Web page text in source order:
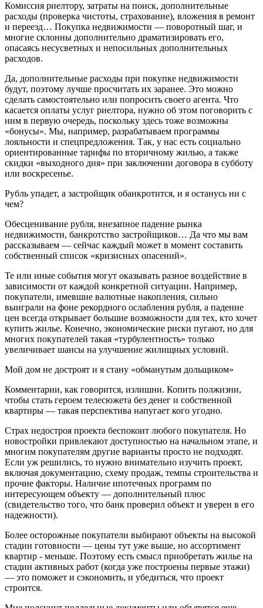
Комиссия риелтору, затраты на поиск, дополнительные
расходы (проверка чистоты, страхование), вложения в ремонт
и переезд… Покупка недвижимости — поворотный шаг, и
многие склонны дополнительно драматизировать его,
опасаясь несусветных и непосильных дополнительных
расходов.
Да, дополнительные расходы при покупке недвижимости
будут, поэтому лучше просчитать их заранее. Это можно
сделать самостоятельно или попросить своего агента. Что
касается оплаты услуг риелтора, нужно об этом поговорить с
ним в первую очередь, поскольку здесь тоже возможны
«бонусы». Мы, например, разрабатываем программы
лояльности и спецпредложения. Так, у нас есть социально
ориентированные тарифы по вторичному жилью, а также
скидки «выходного дня» при заключении договора в субботу
или воскресенье.
Рубль упадет, а застройщик обанкротится, и я останусь ни с
чем?
Обесценивание рубля, внезапное падение рынка
недвижимости, банкротство застройщиков… Да что мы вам
рассказываем — сейчас каждый может в момент составить
собственный список «кризисных опасений».
Те или иные события могут оказывать разное воздействие в
зависимости от каждой конкретной ситуации. Например,
покупатели, имевшие валютные накопления, сильно
выиграли на фоне рекордного ослабления рубля, а падение
цен всегда открывает большие возможности для тех, кто хочет
купить жилье. Конечно, экономические риски пугают, но для
многих покупателей такая «турбулентность» только
увеличивает шансы на улучшение жилищных условий.
Мой дом не достроят и я стану «обманутым дольщиком»
Комментарии, как говорится, излишни. Копить полжизни,
чтобы стать героем телесюжета без денег и собственной
квартиры — такая перспектива напугает кого угодно.
Страх недостроя проекта беспокоит любого покупателя. Но
новостройки привлекают доступностью на начальном этапе, и
многим покупателям другие варианты просто не подходят.
Если уж решились, то нужно внимательно изучить проект,
включая документацию, схему продаж, темпы строительства и
прочие факторы. Наличие ипотечных программ по
интересующем объекту — дополнительный плюс
(свидетельство того, что банк проверил объект и уверен в его
надежности).
Более осторожные покупатели выбирают объекты на высокой
стадии готовности — цены тут уже выше, но ассортимент
квартир - меньше. Поэтому есть смысл приобретать жилье на
стадии активных работ (когда уже построены первые этажи)
— это поможет и сэкономить, и убедиться, что проект
строится.